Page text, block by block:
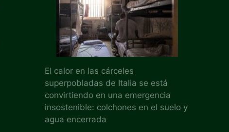
El calor en las cárceles
superpobladas de Italia se está
convirtiendo en una emergencia
insostenible: colchones en el suelo y
agua encerrada